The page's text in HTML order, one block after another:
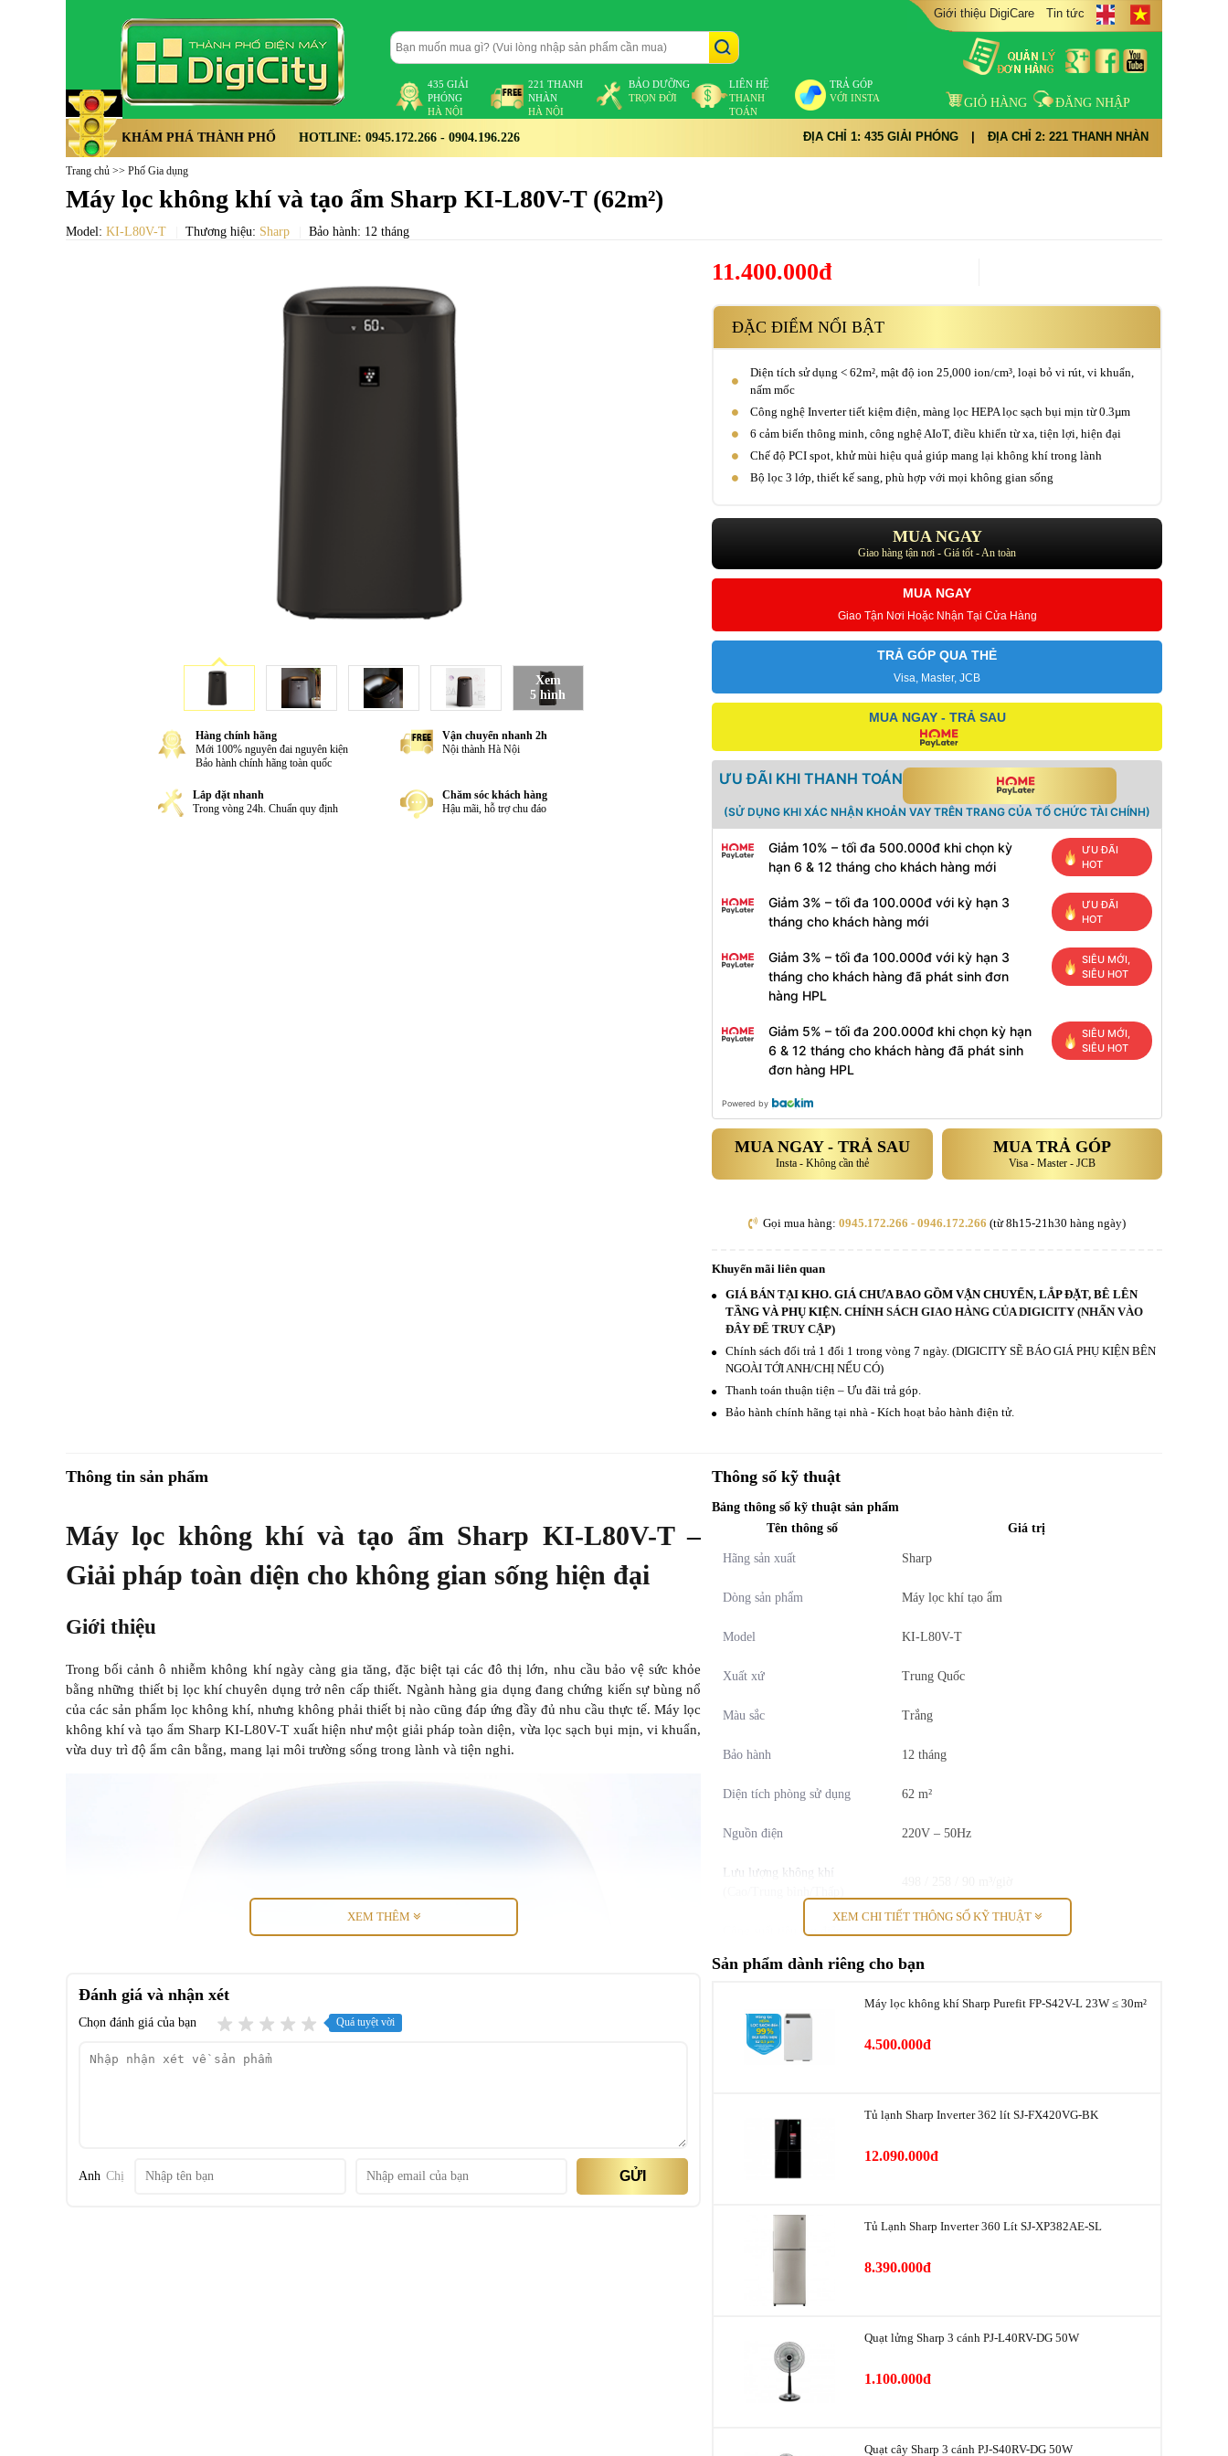
435 GIẢI
PHÓNG
HÀ NỘI
221 THANH
NHÀN
HÀ NỘI
BẢO DƯỠNG
TRỌN ĐỜI
LIÊN HỆ
THANH
TOÁN
TRẢ GÓP
VỚI INSTA
Giới thiệu DigiCare Tin tức
GIỎ HÀNG ĐĂNG NHẬP
KHÁM PHÁ THÀNH PHỐ HOTLINE: 0945.172.266 - 0904.196.226 ĐỊA CHỈ 1: 435 GIẢI PHÓNG ĐỊA CHỈ 2: 221 THANH NHÀN
Trang chủ >> Phố Gia dụng
Máy lọc không khí và tạo ẩm Sharp KI-L80V-T (62m²)
Model: KI-L80V-T Thương hiệu: Sharp Bảo hành: 12 tháng
Xem
5 hình
Hàng chính hãng
Mới 100% nguyên đai nguyên kiện
Bảo hành chính hãng toàn quốc
Vận chuyển nhanh 2h
Nội thành Hà Nội
Lắp đặt nhanh
Trong vòng 24h. Chuẩn quy định
Chăm sóc khách hàng
Hậu mãi, hỗ trợ chu đáo
11.400.000đ
ĐẶC ĐIỂM NỔI BẬT
Diện tích sử dụng < 62m², mật độ ion 25,000 ion/cm³, loại bỏ vi rút, vi khuẩn,
nấm mốc
Công nghệ Inverter tiết kiệm điện, màng lọc HEPA lọc sạch bụi mịn từ 0.3µm
6 cảm biến thông minh, công nghệ AIoT, điều khiển từ xa, tiện lợi, hiện đại
Chế độ PCI spot, khử mùi hiệu quả giúp mang lại không khí trong lành
Bộ lọc 3 lớp, thiết kế sang, phù hợp với mọi không gian sống
MUA NGAY
Giao hàng tận nơi - Giá tốt - An toàn
MUA NGAY
Giao Tận Nơi Hoặc Nhận Tại Cửa Hàng
TRẢ GÓP QUA THẺ
Visa, Master, JCB
MUA NGAY - TRẢ SAU
ƯU ĐÃI KHI THANH TOÁN
(SỬ DỤNG KHI XÁC NHẬN KHOẢN VAY TRÊN TRANG CỦA TỔ CHỨC TÀI CHÍNH)
Giảm 10% – tối đa 500.000đ khi chọn kỳ
hạn 6 & 12 tháng cho khách hàng mới
ƯU ĐÃI
HOT
Giảm 3% – tối đa 100.000đ với kỳ hạn 3
tháng cho khách hàng mới
ƯU ĐÃI
HOT
Giảm 3% – tối đa 100.000đ với kỳ hạn 3
tháng cho khách hàng đã phát sinh đơn
hàng HPL
SIÊU MỚI,
SIÊU HOT
Giảm 5% – tối đa 200.000đ khi chọn kỳ hạn
6 & 12 tháng cho khách hàng đã phát sinh
đơn hàng HPL
SIÊU MỚI,
SIÊU HOT
Powered by
MUA NGAY - TRẢ SAU
Insta - Không cần thẻ
MUA TRẢ GÓP
Visa - Master - JCB
Gọi mua hàng: 0945.172.266 - 0946.172.266 (từ 8h15-21h30 hàng ngày)
Khuyến mãi liên quan
GIÁ BÁN TẠI KHO. GIÁ CHƯA BAO GỒM VẬN CHUYỂN, LẮP ĐẶT, BÊ LÊN
TẦNG VÀ PHỤ KIỆN. CHÍNH SÁCH GIAO HÀNG CỦA DIGICITY (NHẤN VÀO
ĐÂY ĐỂ TRUY CẬP)
Chính sách đổi trả 1 đổi 1 trong vòng 7 ngày. (DIGICITY SẼ BÁO GIÁ PHỤ KIỆN BÊN
NGOÀI TỚI ANH/CHỊ NẾU CÓ)
Thanh toán thuận tiện – Ưu đãi trả góp.
Bảo hành chính hãng tại nhà - Kích hoạt bảo hành điện tử.
Thông tin sản phẩm
Máy lọc không khí và tạo ẩm Sharp KI-L80V-T –
Giải pháp toàn diện cho không gian sống hiện đại
Giới thiệu
Trong bối cảnh ô nhiễm không khí ngày càng gia tăng, đặc biệt tại các đô thị lớn, nhu cầu bảo vệ sức khỏe
bằng những thiết bị lọc khí chuyên dụng trở nên cấp thiết. Ngành hàng gia dụng đang chứng kiến sự bùng nổ
của các sản phẩm lọc không khí, nhưng không phải thiết bị nào cũng đáp ứng đầy đủ nhu cầu thực tế. Máy lọc
không khí và tạo ẩm Sharp KI-L80V-T xuất hiện như một giải pháp toàn diện, vừa lọc sạch bụi mịn, vi khuẩn,
vừa duy trì độ ẩm cân bằng, mang lại môi trường sống trong lành và tiện nghi.
XEM THÊM
Đánh giá và nhận xét
Chọn đánh giá của bạn Quá tuyệt vời
Anh Chị GỬI
Thông số kỹ thuật
Bảng thông số kỹ thuật sản phẩm
Tên thông số
Giá trị
Hãng sản xuất Sharp
Dòng sản phẩm Máy lọc khí tạo ẩm
Model KI-L80V-T
Xuất xứ Trung Quốc
Màu sắc Trắng
Bảo hành 12 tháng
Diện tích phòng sử dụng 62 m²
Nguồn điện 220V – 50Hz
Lưu lượng không khí
Công suất tiêu thụ điện
103 / 29 / 6.4 W
Lưu lượng không khí có tạo
ẩm (Cao/Trung bình/Thấp)
378 / 258 / 96 m³/giờ
Độ ồn có tạo ẩm (Cao/Trung
48 / 44 / 23 dB
Plasmacluster ion
19.000 giờ
PM2.5, Mùi, Ánh sáng, Nhiệt độ, Độ ẩm
XEM CHI TIẾT THÔNG SỐ KỸ THUẬT
Sản phẩm dành riêng cho bạn
Máy lọc không khí Sharp Purefit FP-S42V-L 23W ≤ 30m²
4.500.000đ
Tủ lạnh Sharp Inverter 362 lít SJ-FX420VG-BK
12.090.000đ
Tủ Lạnh Sharp Inverter 360 Lít SJ-XP382AE-SL
8.390.000đ
Quạt lửng Sharp 3 cánh PJ-L40RV-DG 50W
1.100.000đ
Quạt cây Sharp 3 cánh PJ-S40RV-DG 50W